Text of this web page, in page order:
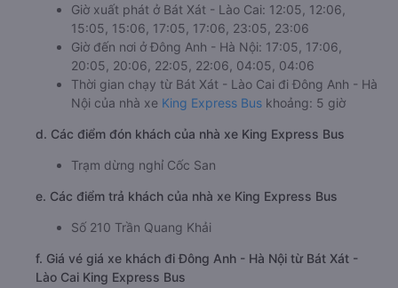
Giờ xuất phát ở Bát Xát - Lào Cai: 12:05, 12:06,
15:05, 15:06, 17:05, 17:06, 23:05, 23:06
Giờ đến nơi ở Đông Anh - Hà Nội: 17:05, 17:06,
20:05, 20:06, 22:05, 22:06, 04:05, 04:06
Thời gian chạy từ Bát Xát - Lào Cai đi Đông Anh - Hà
Nội của nhà xe King Express Bus khoảng: 5 giờ
d. Các điểm đón khách của nhà xe King Express Bus
Trạm dừng nghỉ Cốc San
e. Các điểm trả khách của nhà xe King Express Bus
Số 210 Trần Quang Khải
f. Giá vé giá xe khách đi Đông Anh - Hà Nội từ Bát Xát -
Lào Cai King Express Bus